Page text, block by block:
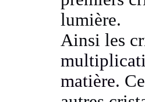
lumière.
Ainsi les
matière.